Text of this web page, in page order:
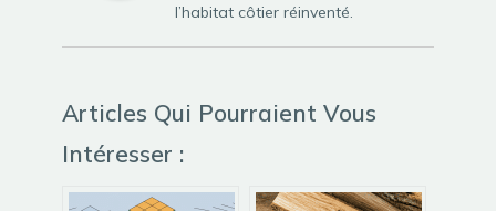
l’habitat côtier réinventé.
Articles Qui Pourraient Vous
Intéresser :